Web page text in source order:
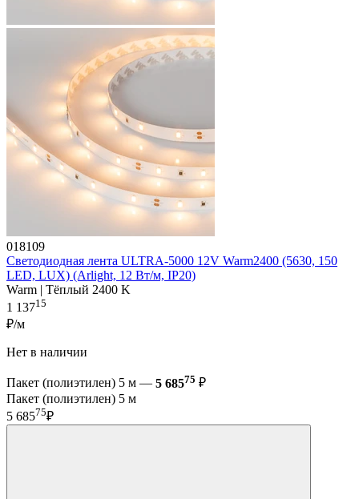
018109
Светодиодная лента ULTRA-5000 12V Warm2400 (5630, 150
LED, LUX) (Arlight, 12 Вт/м, IP20)
Warm | Тёплый 2400 K
1 13715
₽/м
Нет в наличии
Пакет (полиэтилен) 5 м — 5 68575 ₽
Пакет (полиэтилен) 5 м
5 68575₽